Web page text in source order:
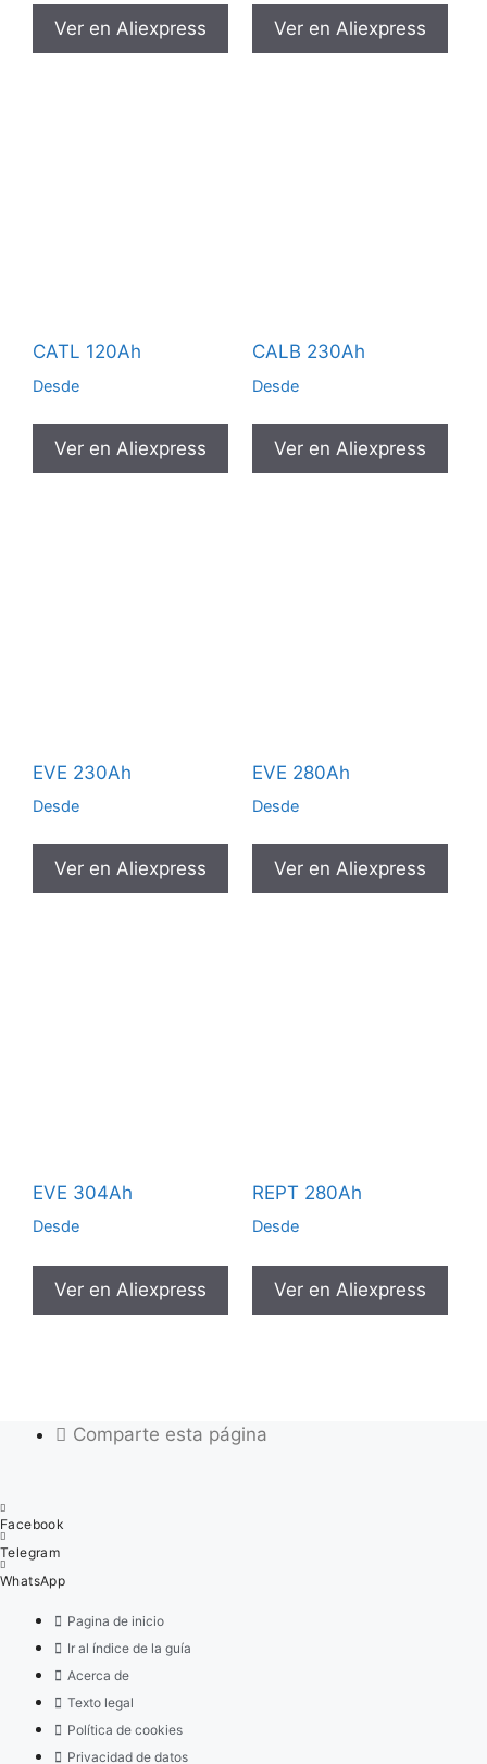
Ver en Aliexpress Ver en Aliexpress
CATL 120Ah
Desde
Ver en Aliexpress
CALB 230Ah
Desde
Ver en Aliexpress
EVE 230Ah
Desde
Ver en Aliexpress
EVE 280Ah
Desde
Ver en Aliexpress
EVE 304Ah
Desde
Ver en Aliexpress
REPT 280Ah
Desde
Ver en Aliexpress
Comparte esta página
Facebook
Telegram
WhatsApp
Pagina de inicio
Ir al índice de la guía
Acerca de
Texto legal
Política de cookies
Privacidad de datos